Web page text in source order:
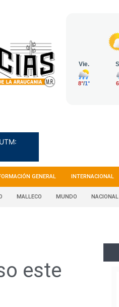
GENERAL INTERNACIONAL
MALLECO MUNDO NACIONAL
este